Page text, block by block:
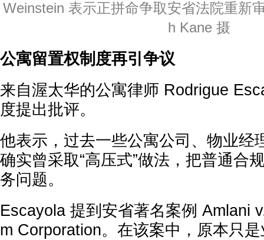
Weinstein 表示正拼命争取安省法院重新
h Kane 摄
公寓留置权制度再引争议
来自渥太华的公寓律师 Rodrigue
度提出批评。
他表示，过去一些公寓公司、物业经
确实曾采取“高压式”做法，把普通合
务问题。
Escayola 提到安省著名案例 Amlani
m Corporation。在该案中，原本只